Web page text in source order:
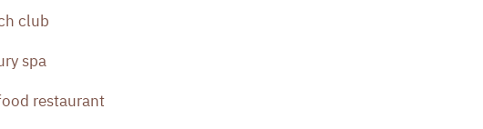
club
spa
restaurant